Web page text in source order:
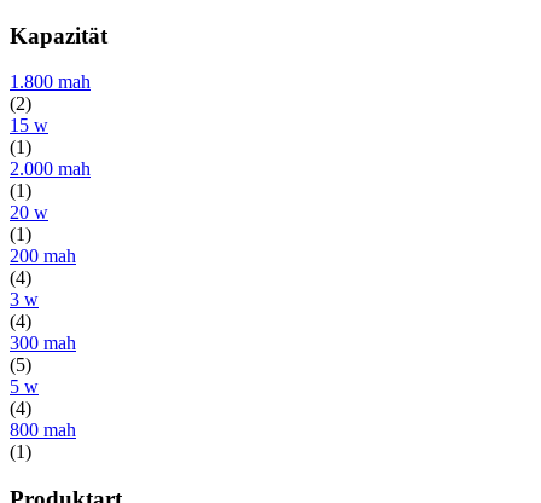
Kapazität
1.800 mah
(2)
15 w
(1)
2.000 mah
(1)
20 w
(1)
200 mah
(4)
3 w
(4)
300 mah
(5)
5 w
(4)
800 mah
(1)